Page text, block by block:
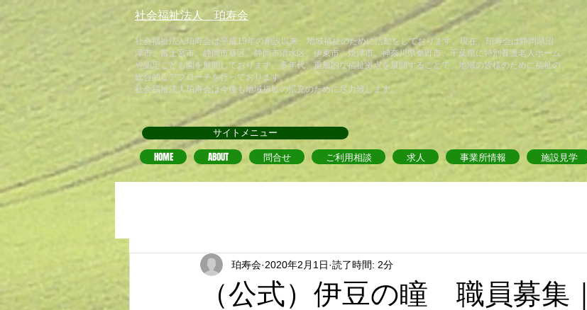
​社会福祉法人 珀寿会
​社会福祉法人珀寿会は平成19年の創設以来、地域福祉のために活動をしております。現在、珀寿会は静岡県沼
津市、富士宮市、静岡市葵区、静岡市清水区、伊東市、焼津市、神奈川県秦野市、千葉県に特別養護老人ホーム
や認定こども園を展開しております。多年代、重層的な福祉拠点を展開することで、地域の皆様のために福祉の
総合的なアプローチを行っております。
​社会福祉法人珀寿会は今後も地域福祉の拡充のために尽力致します。
サイトメニュー
HOME ABOUT 問合せ ご利用相談 求人 事業所情報 施設見学
（公式）伊豆の瞳 職員募集
珀寿会 2020年2月1日 読了時間: 2分